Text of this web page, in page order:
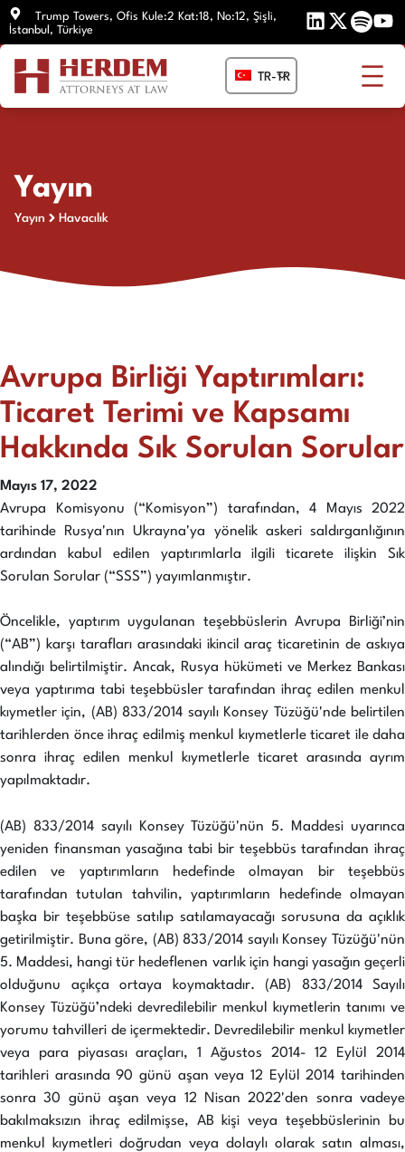
İçeriğe
atla
Trump Towers, Ofis Kule:2 Kat:18, No:12, Şişli,
İstanbul, Türkiye
TR-TR
Yayın
Yayın Havacılık
Avrupa Birliği Yaptırımları:
Ticaret Terimi ve Kapsamı
Hakkında Sık Sorulan Sorular
Mayıs 17, 2022
Avrupa Komisyonu (“Komisyon”) tarafından, 4 Mayıs 2022
tarihinde Rusya'nın Ukrayna'ya yönelik askeri saldırganlığının
ardından kabul edilen yaptırımlarla ilgili ticarete ilişkin Sık
Sorulan Sorular (“SSS”) yayımlanmıştır.
Öncelikle, yaptırım uygulanan teşebbüslerin Avrupa Birliği’nin
(“AB”) karşı tarafları arasındaki ikincil araç ticaretinin de askıya
alındığı belirtilmiştir. Ancak, Rusya hükümeti ve Merkez Bankası
veya yaptırıma tabi teşebbüsler tarafından ihraç edilen menkul
kıymetler için, (AB) 833/2014 sayılı Konsey Tüzüğü'nde belirtilen
tarihlerden önce ihraç edilmiş menkul kıymetlerle ticaret ile daha
sonra ihraç edilen menkul kıymetlerle ticaret arasında ayrım
yapılmaktadır.
(AB) 833/2014 sayılı Konsey Tüzüğü'nün 5. Maddesi uyarınca
yeniden finansman yasağına tabi bir teşebbüs tarafından ihraç
edilen ve yaptırımların hedefinde olmayan bir teşebbüs
tarafından tutulan tahvilin, yaptırımların hedefinde olmayan
başka bir teşebbüse satılıp satılamayacağı sorusuna da açıklık
getirilmiştir. Buna göre, (AB) 833/2014 sayılı Konsey Tüzüğü'nün
5. Maddesi, hangi tür hedeflenen varlık için hangi yasağın geçerli
olduğunu açıkça ortaya koymaktadır. (AB) 833/2014 Sayılı
Konsey Tüzüğü’ndeki devredilebilir menkul kıymetlerin tanımı ve
yorumu tahvilleri de içermektedir. Devredilebilir menkul kıymetler
veya para piyasası araçları, 1 Ağustos 2014- 12 Eylül 2014
tarihleri arasında 90 günü aşan veya 12 Eylül 2014 tarihinden
sonra 30 günü aşan veya 12 Nisan 2022'den sonra vadeye
bakılmaksızın ihraç edilmişse, AB kişi veya teşebbüslerinin bu
menkul kıymetleri doğrudan veya dolaylı olarak satın alması,